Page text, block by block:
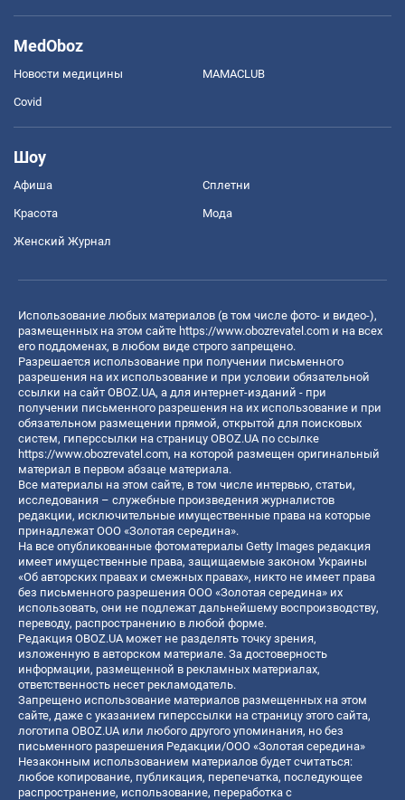
MedOboz
Новости медицины MAMACLUB
Covid
Шоу
Афиша Сплетни
Красота Мода
Женский Журнал
Использование любых материалов (в том числе фото- и видео-),
размещенных на этом сайте https://www.obozrevatel.com и на всех
его поддоменах, в любом виде строго запрещено.
Разрешается использование при получении письменного
разрешения на их использование и при условии обязательной
ссылки на сайт OBOZ.UA, а для интернет-изданий - при
получении письменного разрешения на их использование и при
обязательном размещении прямой, открытой для поисковых
систем, гиперссылки на страницу OBOZ.UA по ссылке
https://www.obozrevatel.com, на которой размещен оригинальный
материал в первом абзаце материала.
Все материалы на этом сайте, в том числе интервью, статьи,
исследования – служебные произведения журналистов
редакции, исключительные имущественные права на которые
принадлежат ООО «Золотая середина».
На все опубликованные фотоматериалы Getty Images редакция
имеет имущественные права, защищаемые законом Украины
«Об авторских правах и смежных правах», никто не имеет права
без письменного разрешения ООО «Золотая середина» их
использовать, они не подлежат дальнейшему воспроизводству,
переводу, распространению в любой форме.
Редакция OBOZ.UA может не разделять точку зрения,
изложенную в авторском материале. За достоверность
информации, размещенной в рекламных материалах,
ответственность несет рекламодатель.
Запрещено использование материалов размещенных на этом
сайте, даже с указанием гиперссылки на страницу этого сайта,
логотипа OBOZ.UA или любого другого упоминания, но без
письменного разрешения Редакции/ООО «Золотая середина»
Незаконным использованием материалов будет считаться:
любое копирование, публикация, перепечатка, последующее
распространение, использование, переработка с